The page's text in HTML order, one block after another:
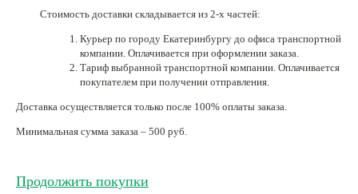
О магазине
Стоимость доставки складывается из 2-х частей:
Курьер по городу Екатеринбургу до офиса транспортной
компании. Оплачивается при оформлении заказа.
Тариф выбранной транспортной компании. Оплачивается
покупателем при получении отправления.
Доставка осуществляется только после 100% оплаты заказа.
Минимальная сумма заказа – 500 руб.
Продолжить покупки